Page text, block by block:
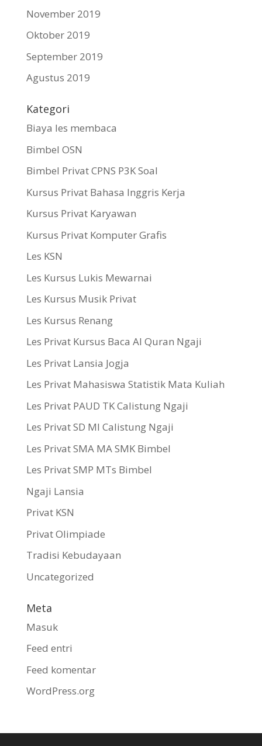
November 2019
Oktober 2019
September 2019
Agustus 2019
Kategori
Biaya les membaca
Bimbel OSN
Bimbel Privat CPNS P3K Soal
Kursus Privat Bahasa Inggris Kerja
Kursus Privat Karyawan
Kursus Privat Komputer Grafis
Les KSN
Les Kursus Lukis Mewarnai
Les Kursus Musik Privat
Les Kursus Renang
Les Privat Kursus Baca Al Quran Ngaji
Les Privat Lansia Jogja
Les Privat Mahasiswa Statistik Mata Kuliah
Les Privat PAUD TK Calistung Ngaji
Les Privat SD MI Calistung Ngaji
Les Privat SMA MA SMK Bimbel
Les Privat SMP MTs Bimbel
Ngaji Lansia
Privat KSN
Privat Olimpiade
Tradisi Kebudayaan
Uncategorized
Meta
Masuk
Feed entri
Feed komentar
WordPress.org